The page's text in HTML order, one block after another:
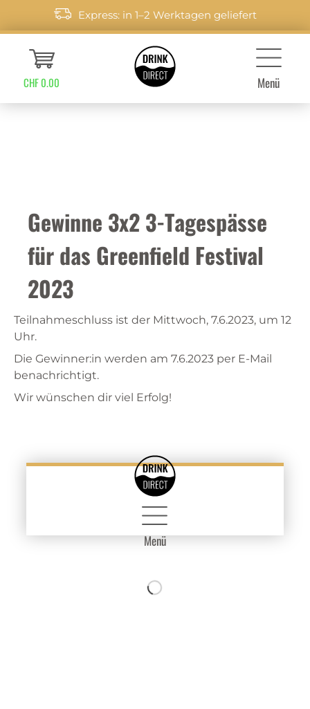
Express: in 1–2 Werktagen geliefert
CHF 0.00 Menü
Menü
Gewinne 3x2 3-Tagespässe
für das Greenfield Festival
2023
Teilnahmeschluss ist der Mittwoch, 7.6.2023, um 12
Uhr.
Die Gewinner:in werden am 7.6.2023 per E-Mail
benachrichtigt.
Wir wünschen dir viel Erfolg!